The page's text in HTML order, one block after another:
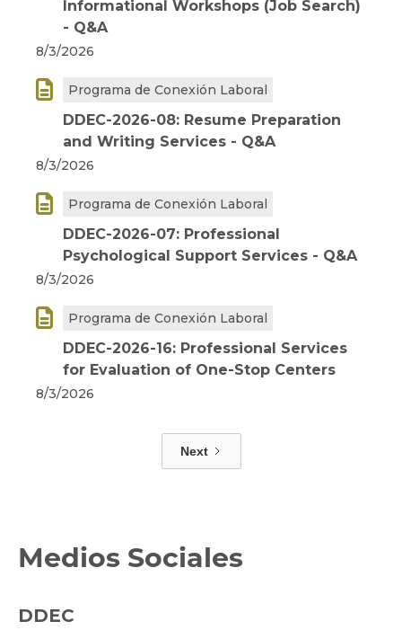
Informational Workshops (Job Search)
- Q&A
8/3/2026
 Programa de Conexión Laboral
DDEC-2026-08: Resume Preparation
and Writing Services - Q&A
8/3/2026
 Programa de Conexión Laboral
DDEC-2026-07: Professional
Psychological Support Services - Q&A
8/3/2026
 Programa de Conexión Laboral
DDEC-2026-16: Professional Services
for Evaluation of One-Stop Centers
8/3/2026
Next
Medios Sociales
DDEC